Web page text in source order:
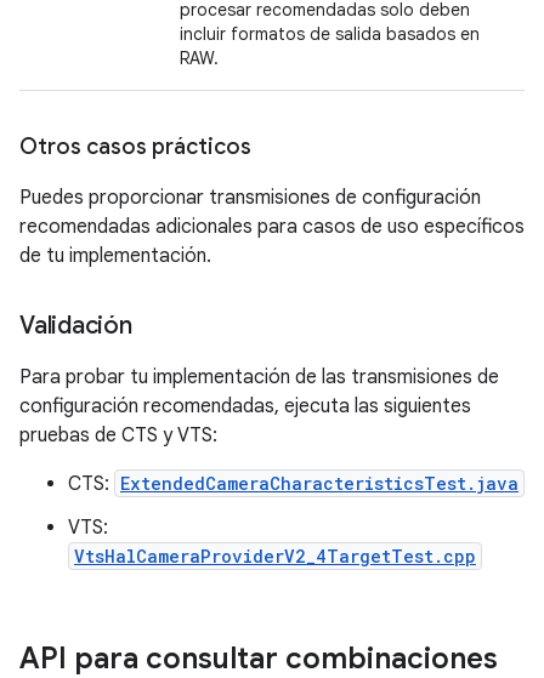
procesar recomendadas solo deben
incluir formatos de salida basados en
RAW.
Otros casos prácticos
Puedes proporcionar transmisiones de configuración
recomendadas adicionales para casos de uso específicos
de tu implementación.
Validación
Para probar tu implementación de las transmisiones de
configuración recomendadas, ejecuta las siguientes
pruebas de CTS y VTS:
CTS: ExtendedCameraCharacteristicsTest.java
VTS:
VtsHalCameraProviderV2_4TargetTest.cpp
API para consultar combinaciones